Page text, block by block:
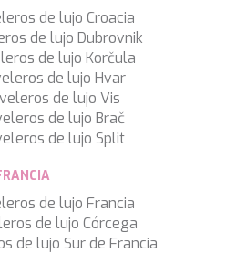
de lujo Croacia
de lujo Dubrovnik
de lujo Korčula
de lujo Hvar
de lujo Vis
de lujo Brač
de lujo Split
de lujo Francia
de lujo Córcega
de lujo Sur de Francia